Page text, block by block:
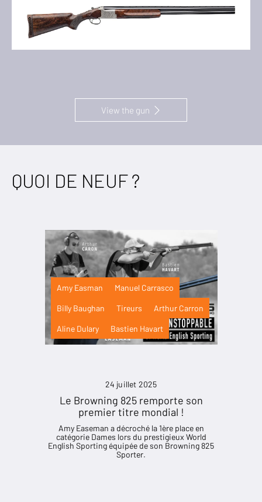
View the gun
QUOI DE NEUF ?
Amy Easman Manuel Carrasco
Billy Baughan Tireurs Arthur Carron
Aline Dulary Bastien Havart
24 juillet 2025
Le Browning 825 remporte son
premier titre mondial !
Amy Easeman a décroché la 1ère place en
catégorie Dames lors du prestigieux World
English Sporting équipée de son Browning 825
Sporter.